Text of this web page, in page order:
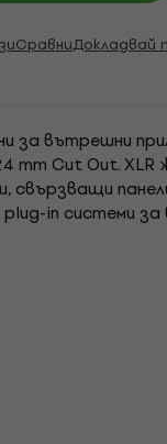
СравниДокладвай
за вътрешни
mm Cut Out.
свързващи
in системи за